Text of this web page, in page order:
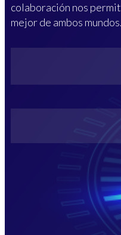
colaboración nos
mejor de ambos mundos.